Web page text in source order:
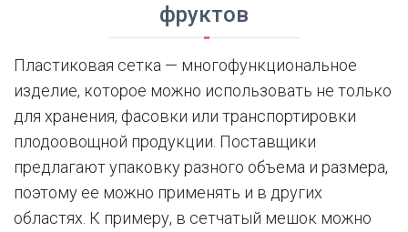
фруктов
Пластиковая сетка — многофункциональное
изделие, которое можно использовать не только
для хранения, фасовки или транспортировки
плодоовощной продукции. Поставщики
предлагают упаковку разного объема и размера,
поэтому ее можно применять и в других
областях. К примеру, в сетчатый мешок можно